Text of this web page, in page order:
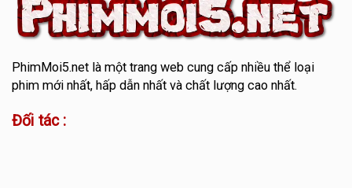
PhimMoi5.netlà một trang web cung cấp nhiều thể loại
phim mới nhất, hấp dẫn nhất và chất lượng cao nhất.
Đối tác :